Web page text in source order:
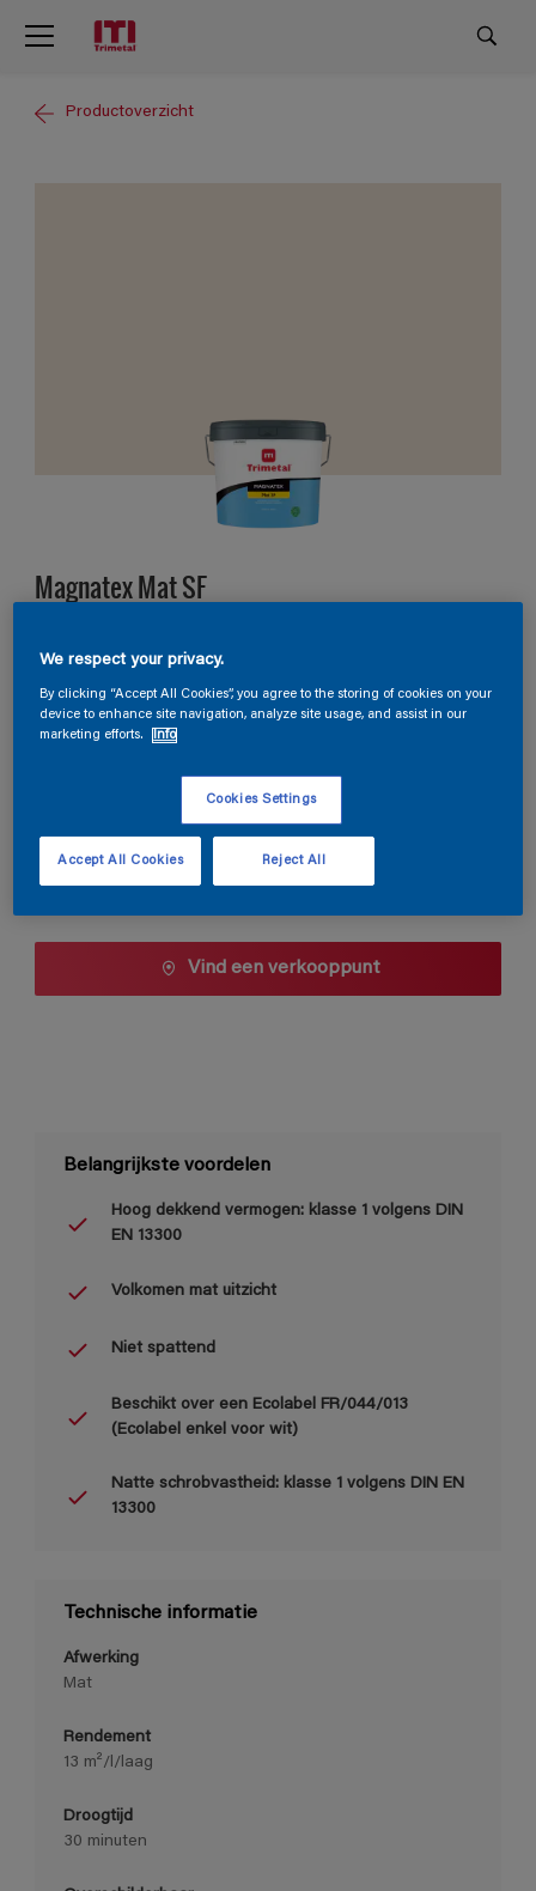
Productoverzicht
Magnatex Mat SF
E9.04.85
Kleur wijzigen
2,5 L
Aantal Verfcalculator
Bereken
Vind een verkooppunt
Belangrijkste voordelen
Hoog dekkend vermogen: klasse 1 volgens DIN
EN 13300
Volkomen mat uitzicht
Niet spattend
Beschikt over een Ecolabel FR/044/013
(Ecolabel enkel voor wit)
Natte schrobvastheid: klasse 1 volgens DIN EN
13300
Technische informatie
Afwerking
Mat
Rendement
13 m²/l/laag
Droogtijd
30 minuten
We respect your privacy.
By clicking “Accept All Cookies”, you agree to the storing of cookies on your
device to enhance site navigation, analyze site usage, and assist in our
marketing efforts.
Info
Cookies Settings
Reject All
Accept All Cookies